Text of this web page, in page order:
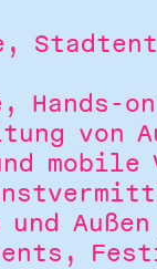
Hands-
von
Außen